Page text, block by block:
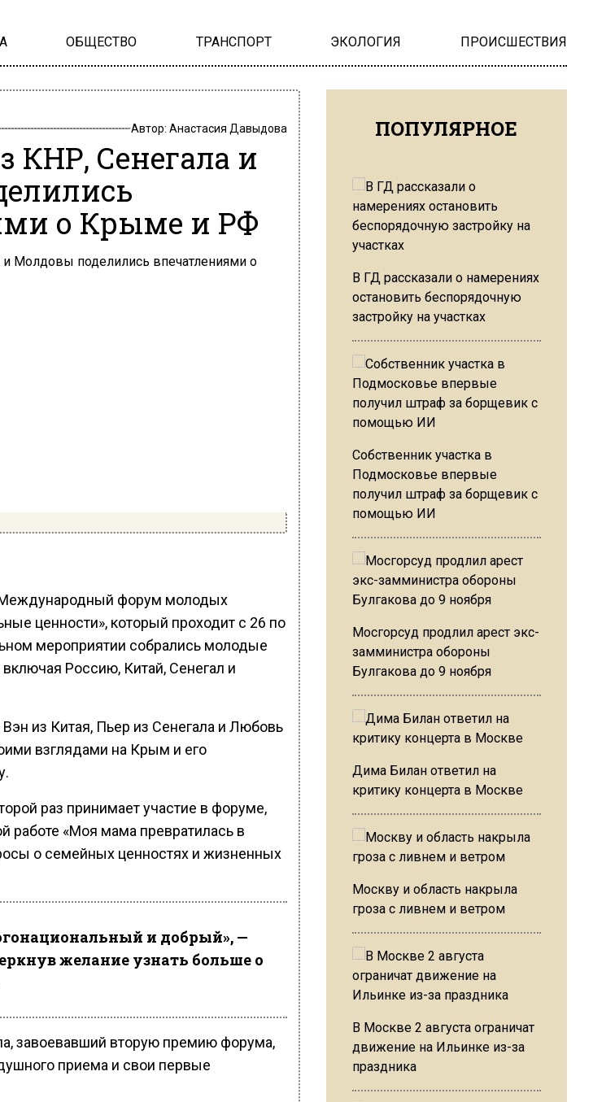
ОБЩЕСТВО ТРАНСПОРТ ЭКОЛОГИЯ ПРОИСШЕСТВИЯ
Автор: Анастасия Давыдова
КНР, Сенегала и
о Крыме и РФ
Международный форум молодых
ценности», который проходит с 26 по
мероприятии собрались молодые
Россию, Китай, Сенегал и
из Китая, Пьер из Сенегала и Любовь
взглядами на Крым и его
раз принимает участие в форуме,
работе «Моя мама превратилась в
о семейных ценностях и жизненных
и добрый», —
желание узнать больше о
завоевавший вторую премию форума,
приема и свои первые
ПОПУЛЯРНОЕ
В ГД рассказали о намерениях
остановить беспорядочную
застройку на участках
Собственник участка в
Подмосковье впервые
получил штраф за борщевик с
помощью ИИ
Мосгорсуд продлил арест экс-
замминистра обороны
Булгакова до 9 ноября
Дима Билан ответил на
критику концерта в Москве
Москву и область накрыла
гроза с ливнем и ветром
В Москве 2 августа ограничат
движение на Ильинке из-за
праздника